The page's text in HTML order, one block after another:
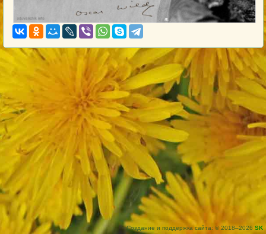
Создание и поддержка сайта: © 2018–2026 SK